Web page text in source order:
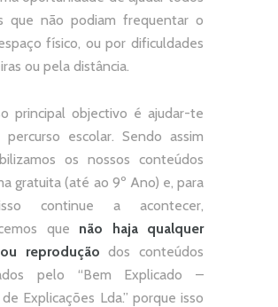
que não podiam frequentar o
físico, ou por dificuldades
ou pela distância.
principal objectivo é ajudar-te
escolar. Sendo assim
os nossos conteúdos
gratuita (até ao 9º Ano) e, para
continue a acontecer,
que não
haja qualquer
reprodução dos conteúdos
pelo “Bem Explicado –
Explicações Lda.” porque isso